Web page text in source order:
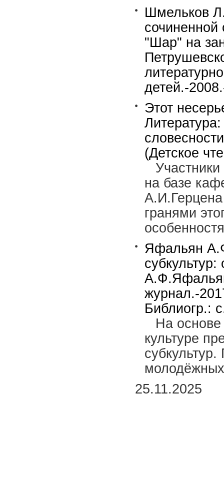
Шмельков
сочиненной
"Шар" на
детей.-
Этот
(Детское
на базе
А.И.Герцена
гранями
Яфальян
журнал.-
Библиогр.:
На
культуре
молодёжных
25.11.2025